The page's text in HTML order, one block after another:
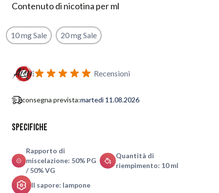
Contenuto di nicotina per ml
10 mg Sale 20 mg Sale
Iscriviti al modulo di notifica ritorno in stock
Recensioni
consegna prevista:martedì 11.08.2026
Specifiche
Rapporto di
miscelazione: 50% PG
/ 50% VG
Quantità di
riempimento: 10 ml
Il sapore: lampone